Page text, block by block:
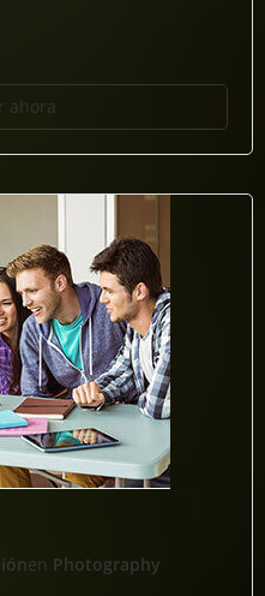
ahora
en Photography